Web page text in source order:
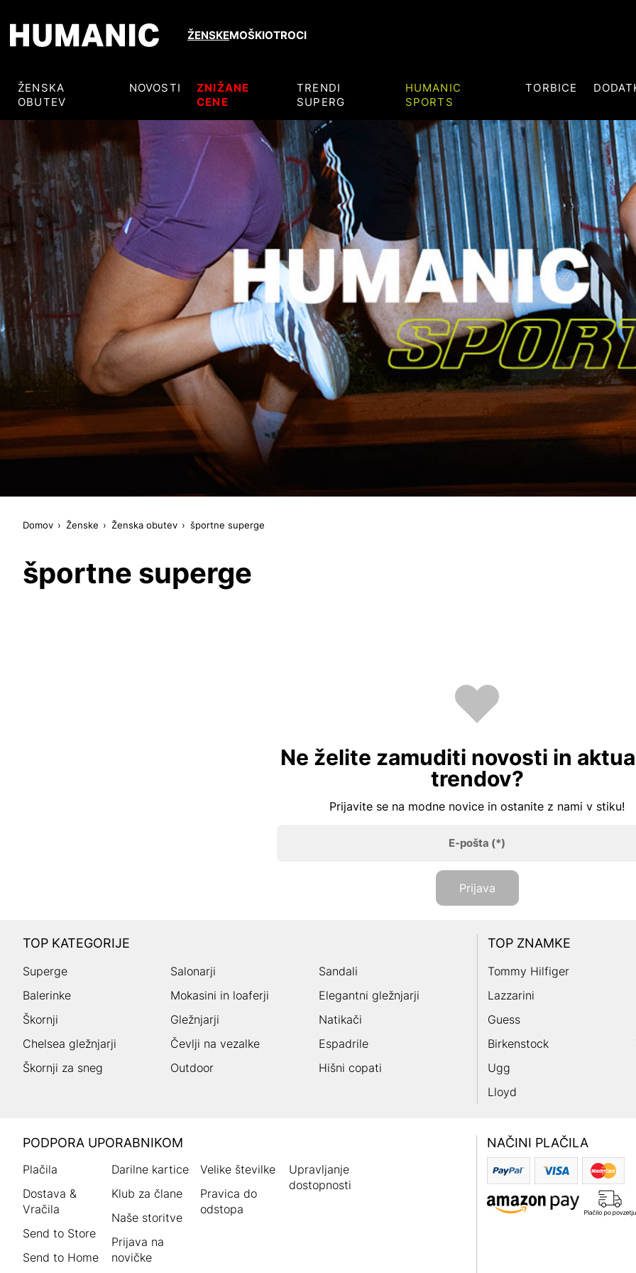
ŽENSKEMOŠKIOTROCI
ŽENSKA
OBUTEV
NOVOSTI
ZNIŽANE
CENE
TRENDI
SUPERG
HUMANIC
SPORTS
TORBICE
Domov Ženske Ženska obutev športne superge
športne superge
Ne želite zamuditi novosti in
trendov?
Prijavite se na modne novice in ostanite z nami v stiku!
E-pošta (*)
Prijava
TOP KATEGORIJE
Superge Salonarji
Sandali
Balerinke
Mokasini in loaferji
Elegantni gležnjarji
Škornji
Gležnjarji
Natikači
Chelsea gležnjarji
Čevlji na vezalke
Espadrile
Škornji za sneg
Outdoor Hišni copati
TOP ZNAMKE
Tommy Hilfiger
Lazzarini
Guess
Birkenstock
Ugg
Lloyd
HUMANIC
noga
PODPORA UPORABNIKOM
Plačila
Dostava &
Vračila
Send to Store
Send to Home
Darilne kartice
Klub za člane
Naše storitve
Prijava na
novičke
Velike številke
Pravica do
odstopa
Upravljanje
dostopnosti
NAČINI PLAČILA